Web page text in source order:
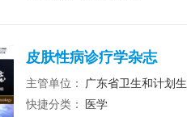
皮肤性病诊疗学杂志
主管单位： 广东省卫生和计划生育委员会
快捷分类：
医学